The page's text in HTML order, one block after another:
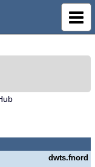
dwts.fnord